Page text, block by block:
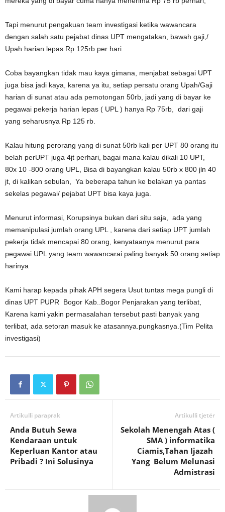
Tapi menurut pengakuan team investigasi ketika wawancara
dengan salah satu pejabat dinas UPT mengatakan, bawah gaji,/
Upah harian lepas Rp 125rb per hari.
Coba bayangkan tidak mau kaya gimana, menjabat sebagai UPT
juga bisa jadi kaya, karena ya itu, setiap persatu orang Upah/Gaji
harian di sunat atau ada pemotongan 50rb, jadi yang di bayar ke
pegawai pekerja harian lepas ( UPL ) hanya Rp 75rb, dari gaji
yang seharusnya Rp 125 rb.
Kalau hitung perorang yang di sunat 50rb kali per UPT 80 orang itu
belah perUPT juga 4jt perhari, bagai mana kalau dikali 10 UPT,
80x 10 -800 orang UPL, Bisa di bayangkan kalau 50rb x 800 jln 40
jt, di kalikan sebulan, Ya beberapa tahun ke belakan ya pantas
sekelas pegawai/ pejabat UPT bisa kaya juga.
Menurut informasi, Korupsinya bukan dari situ saja, ada yang
memanipulasi jumlah orang UPL , karena dari setiap UPT jumlah
pekerja tidak mencapai 80 orang, kenyataanya menurut para
pegawai UPL yang team wawancarai paling banyak 50 orang setiap
harinya
Kami harap kepada pihak APH segera Usut tuntas mega pungli di
dinas UPT PUPR Bogor Kab..Bogor Penjarakan yang terlibat,
Karena kami yakin permasalahan tersebut pasti banyak yang
terlibat, ada setoran masuk ke atasannya.pungkasnya.(Tim Pelita
investigasi)
Artikulli paraprak
Anda Butuh Sewa
Kendaraan untuk
Keperluan Kantor atau
Pribadi ? Ini Solusinya
Artikulli tjetër
Sekolah Menengah Atas (
SMA ) informatika
Ciamis,Tahan Ijazah
Yang Belum Melunasi
Admistrasi